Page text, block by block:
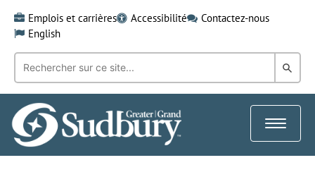
content
Emplois et carrières Accessibilité
Contactez-nous
English
Recherche
mot-
clé:
dans
Toggle